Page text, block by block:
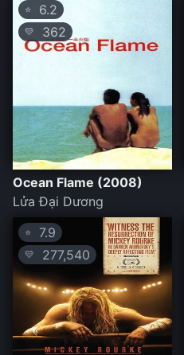
⭐ 6.2
💛 362
Ocean Flame (2008)
Lửa Đại Dương
⭐ 7.9
💛 277,540